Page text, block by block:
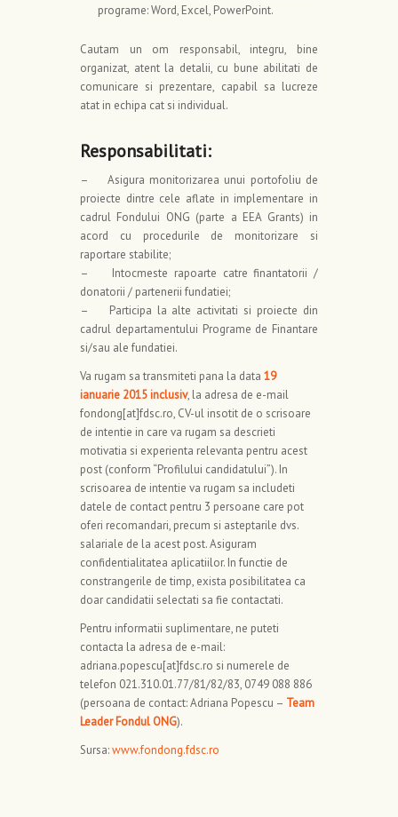
programe: Word, Excel, PowerPoint.
Cautam un om responsabil, integru, bine
organizat, atent la detalii, cu bune abilitati de
comunicare si prezentare, capabil sa lucreze
atat in echipa cat si individual.
Responsabilitati:
– Asigura monitorizarea unui portofoliu de
proiecte dintre cele aflate in implementare in
cadrul Fondului ONG (parte a EEA Grants) in
acord cu procedurile de monitorizare si
raportare stabilite;
– Intocmeste rapoarte catre finantatorii /
donatorii / partenerii fundatiei;
– Participa la alte activitati si proiecte din
cadrul departamentului Programe de Finantare
si/sau ale fundatiei.
Va rugam sa transmiteti pana la data 19
ianuarie 2015 inclusiv, la adresa de e-mail
fondong[at]fdsc.ro, CV-ul insotit de o scrisoare
de intentie in care va rugam sa descrieti
motivatia si experienta relevanta pentru acest
post (conform “Profilului candidatului”). In
scrisoarea de intentie va rugam sa includeti
datele de contact pentru 3 persoane care pot
oferi recomandari, precum si asteptarile dvs.
salariale de la acest post. Asiguram
confidentialitatea aplicatiilor. In functie de
constrangerile de timp, exista posibilitatea ca
doar candidatii selectati sa fie contactati.
Pentru informatii suplimentare, ne puteti
contacta la adresa de e-mail:
adriana.popescu[at]fdsc.ro si numerele de
telefon 021.310.01.77/81/82/83, 0749 088 886
(persoana de contact: Adriana Popescu – Team
Leader Fondul ONG).
Sursa:www.fondong.fdsc.ro